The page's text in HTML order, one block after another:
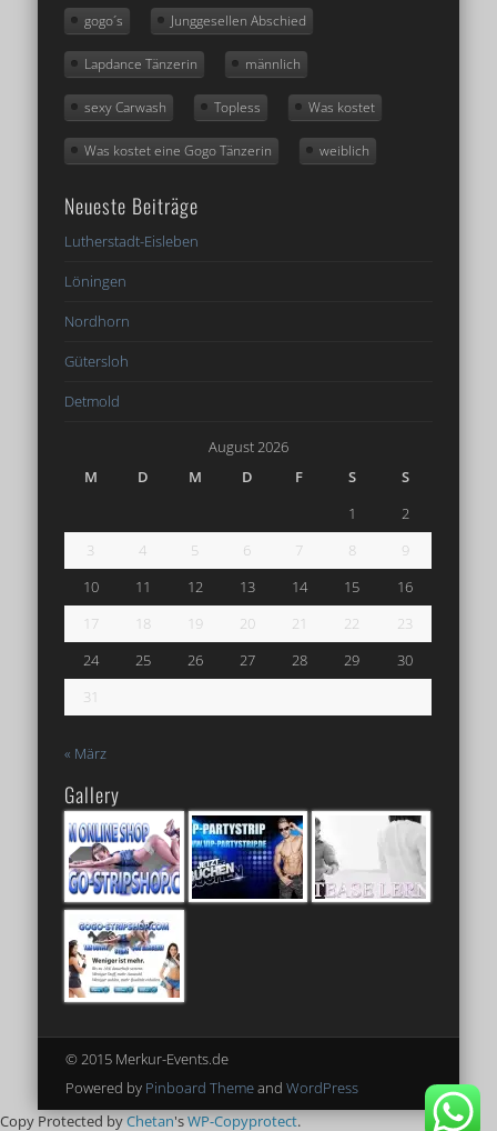
gogo´s Junggesellen Abschied
Lapdance Tänzerin männlich
sexy Carwash Topless Was kostet
Was kostet eine Gogo Tänzerin weiblich
Neueste Beiträge
Lutherstadt-Eisleben
Löningen
Nordhorn
Gütersloh
Detmold
August 2026
M
D M D F S
S
1
2
3
4 5 6 7 8
9
10
11 12 13 14 15
16
17
18 19 20 21 22
23
24
25 26 27 28 29
30
31
« März
Gallery
© 2015 Merkur-Events.de
Powered by Pinboard Themeand WordPress
Copy Protected byChetan'sWP-Copyprotect.